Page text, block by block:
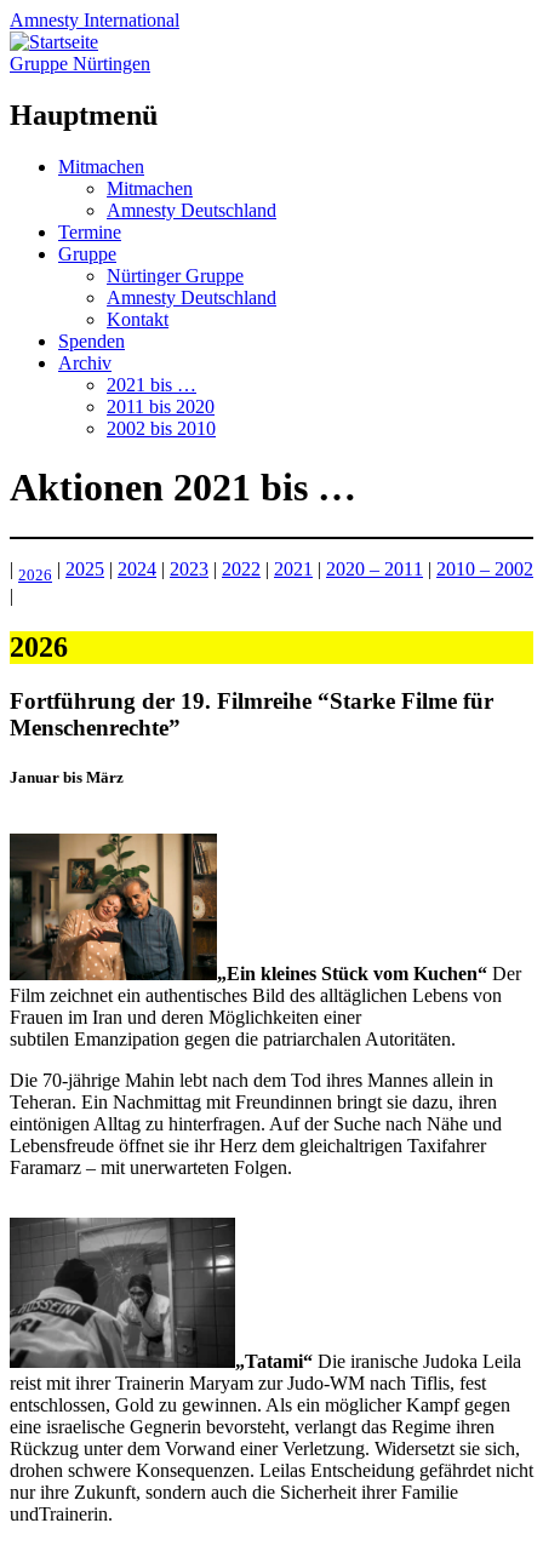
Amnesty International
Gruppe Nürtingen
Hauptmenü
Zum
Mitmachen
Mitmachen
Amnesty Deutschland
Termine
Gruppe
Nürtinger Gruppe
Amnesty Deutschland
Kontakt
Spenden
Archiv
2021 bis …
2011 bis 2020
2002 bis 2010
Aktionen 2021 bis …
| 2026 | 2025 | 2024 | 2023 | 2022 | 2021 | 2020 – 2011 | 2010 – 2002
|
2026
Fortführung der 19. Filmreihe “Starke Filme für
Menschenrechte”
Januar bis März
„Ein kleines Stück vom Kuchen“ Der
Film zeichnet ein authentisches Bild des alltäglichen Lebens von
Frauen im Iran und deren Möglichkeiten einer
subtilen Emanzipation gegen die patriarchalen Autoritäten.
Die 70-jährige Mahin lebt nach dem Tod ihres Mannes allein in
Teheran. Ein Nachmittag mit Freundinnen bringt sie dazu, ihren
eintönigen Alltag zu hinterfragen. Auf der Suche nach Nähe und
Lebensfreude öffnet sie ihr Herz dem gleichaltrigen Taxifahrer
Faramarz – mit unerwarteten Folgen.
„Tatami“ Die iranische Judoka Leila
reist mit ihrer Trainerin Maryam zur Judo-WM nach Tiflis, fest
entschlossen, Gold zu gewinnen. Als ein möglicher Kampf gegen
eine israelische Gegnerin bevorsteht, verlangt das Regime ihren
Rückzug unter dem Vorwand einer Verletzung. Widersetzt sie sich,
drohen schwere Konsequenzen. Leilas Entscheidung gefährdet nicht
nur ihre Zukunft, sondern auch die Sicherheit ihrer Familie
undTrainerin.